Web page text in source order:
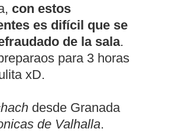
con estos
es difícil que se
de la sala.
para 3 horas
xD.
desde Granada
de Valhalla.